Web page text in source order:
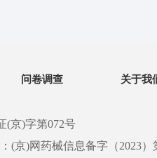
问卷调查 关于我
(京)字第072号
(京)网药械信息备字（2023）